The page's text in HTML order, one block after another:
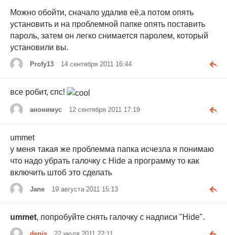
Можно обойти, сначало удалив её,а потом опять
установить и на проблемной папке опять поставить
пароль, затем он легко снимается паролем, который
установили вы.
Profy13 14 сентября 2011 16:44
все робит, спс!
анонимус 12 сентября 2011 17:19
ummet
у меня такая же проблемма папка исчезла я понимаю
что надо убрать галочку с Hide а программу то как
включить штоб это сделать
Jane 19 августа 2011 15:13
ummet, попробуйте снять галочку с надписи "Hide".